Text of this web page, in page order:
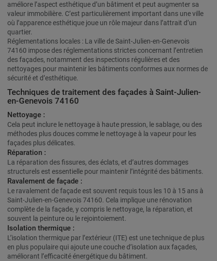
améliore l’aspect esthétique d’un bâtiment et peut augmenter sa
valeur immobilière. C’est particulièrement important dans une ville
où l’apparence esthétique joue un rôle majeur dans l’attrait d’un
quartier.
Réglementations locales : La ville de Saint-Julien-en-Genevois
74160 impose des réglementations strictes concernant l’entretien
des façades, notamment des inspections régulières et des
nettoyages pour maintenir les bâtiments conformes aux normes de
sécurité et d’esthétique.
Techniques de traitement des façades à Saint-Julien-
en-Genevois 74160
Nettoyage :
Cela peut inclure le nettoyage à haute pression, le sablage, ou des
méthodes plus douces comme le nettoyage à la vapeur pour les
façades plus délicates.
Réparation :
La réparation des fissures, des éclats, et d’autres dommages
structurels est essentielle pour maintenir l’intégrité des bâtiments.
Ravalement de façade :
Le ravalement de façade est souvent requis tous les 10 à 15 ans à
Saint-Julien-en-Genevois 74160. Cela implique une rénovation
complète de la façade, y compris le nettoyage, la réparation, et
souvent la peinture ou le rejointoiement.
Isolation thermique :
L’isolation thermique par l’extérieur (ITE) est une technique de plus
en plus populaire qui ajoute une couche d’isolation aux façades,
améliorant l’efficacité énergétique du bâtiment.